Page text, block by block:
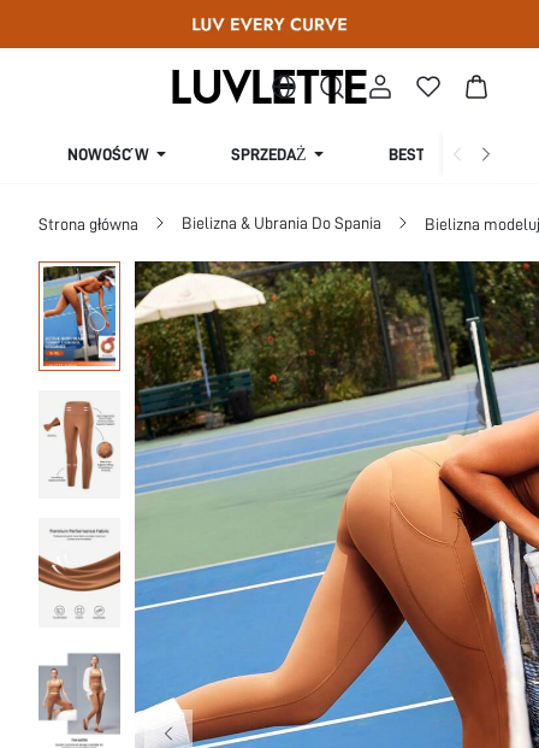
NOWOŚĆ W SPRZEDAŻ BESTSELLERY
Strona główna Bielizna & Ubrania Do Spania Bielizna